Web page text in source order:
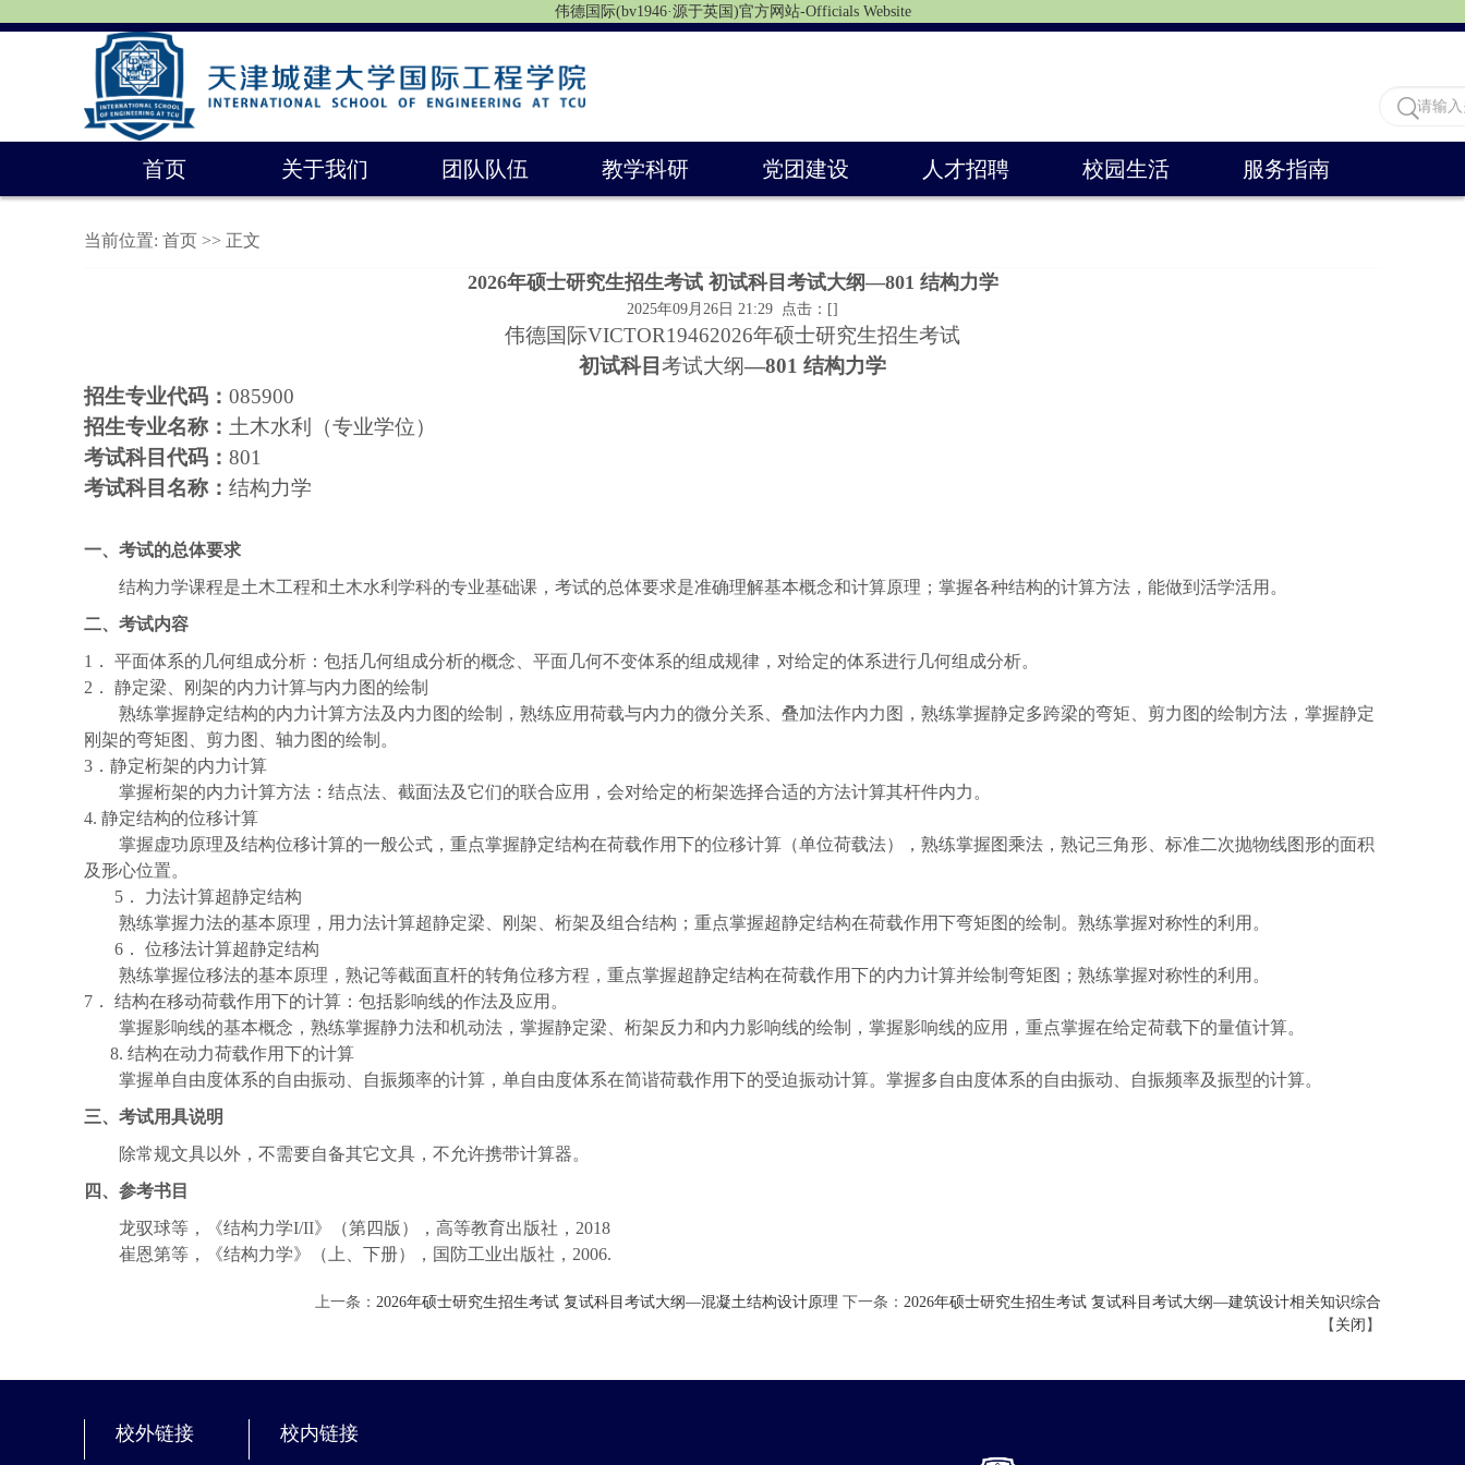
伟德国际(bv1946·源于英国)官方网站-Officials Website
首页 关于我们 团队队伍 教学科研 党团建设 人才招聘 校园生活 服务指南
当前位置: 首页 >> 正文
2026年硕士研究生招生考试 初试科目考试大纲—801 结构力学
2025年09月26日 21:29 点击：[]
伟德国际VICTOR19462026年硕士研究生招生考试
初试科目 考试大纲—801 结构力学
招生专业代码： 085900
招生专业名称： 土木水利（专业学位）
考试科目代码： 801
考试科目名称： 结构力学
一、考试的总体要求
结构力学课程是土木工程和土木水利学科的专业基础课，考试的总体要求是准确理解基本概念和计算原理；掌握各种结构的计算方法，能做到活学活用。
二、考试内容
1 ．
平面体系的几何组成分析：包括几何组成分析的概念、平面几何不变体系的组成规律，对给定的体系进行几何组成分析。
2 ．
静定梁、刚架的内力计算与内力图的绘制
熟练掌握静定结构的内力计算方法及内力图的绘制，熟练应用荷载与内力的微分关系、叠加法作内力图，熟练掌握静定多跨梁的弯矩、剪力图的绘制方法，掌握静定
刚架的弯矩图、剪力图、轴力图的绘制。
3 ．静定桁架的内力计算
掌握桁架的内力计算方法：结点法、截面法及它们的联合应用，会对给定的桁架选择合适的方法计算其杆件内力。
4. 静定结构的位移计算
掌握虚功原理及结构位移计算的一般公式，重点掌握静定结构在荷载作用下的位移计算（单位荷载法），熟练掌握图乘法，熟记三角形、标准二次抛物线图形的面积
及形心位置。
5． 力法计算超静定结构
熟练掌握力法的基本原理，用力法计算超静定梁、刚架、桁架及组合结构；重点掌握超静定结构在荷载作用下弯矩图的绘制。熟练掌握对称性的利用。
6． 位移法计算超静定结构
熟练掌握位移法的基本原理，熟记等截面直杆的转角位移方程，重点掌握超静定结构在荷载作用下的内力计算并绘制弯矩图；熟练掌握对称性的利用。
7 ． 结构在移动荷载作用下的计算：包括影响线的作法及应用。
掌握影响线的基本概念，熟练掌握静力法和机动法，掌握静定梁、桁架反力和内力影响线的绘制，掌握影响线的应用，重点掌握在给定荷载下的量值计算。
8. 结构在动力荷载作用下的计算
掌握单自由度体系的自由振动、自振频率的计算，单自由度体系在简谐荷载作用下的受迫振动计算。 掌握多自由度体系的自由振动、自振频率及振型的计算。
三、考试用具说明
除常规文具以外，不需要自备其它文具，不允许携带计算器。
四、参考书目
龙驭球等，《结构力学I/II》（第四版 ）， 高等教育出版社 ， 2018
崔恩第等，《结构力学》（上、下册），国防工业出版社， 2006.
上一条： 2026年硕士研究生招生考试 复试科目考试大纲—混凝土结构设计原理 下一条： 2026年硕士研究生招生考试 复试科目考试大纲—建筑设计相关知识综合
【 关闭 】
校外链接 校内链接